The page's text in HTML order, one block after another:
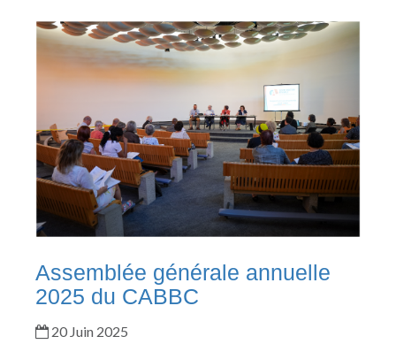
Assemblée générale annuelle
2025 du CABBC
20 Juin 2025